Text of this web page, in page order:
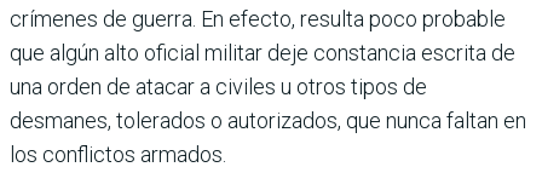
crímenes de guerra. En efecto, resulta poco probable
que algún alto oficial militar deje constancia escrita de
una orden de atacar a civiles u otros tipos de
desmanes, tolerados o autorizados, que nunca faltan en
los conflictos armados.